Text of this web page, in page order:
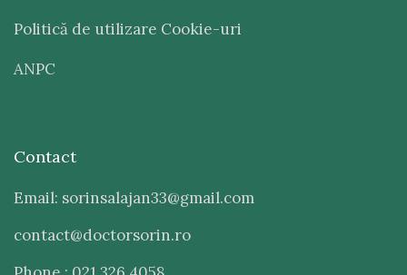
Politică de utilizare Cookie-uri
ANPC
Contact
Email: sorinsalajan33@gmail.com
contact@doctorsorin.ro